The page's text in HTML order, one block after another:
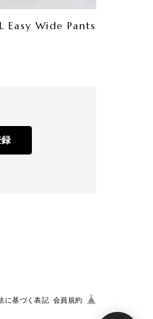
Easy Wide Pants
に基づく表記 会員規約